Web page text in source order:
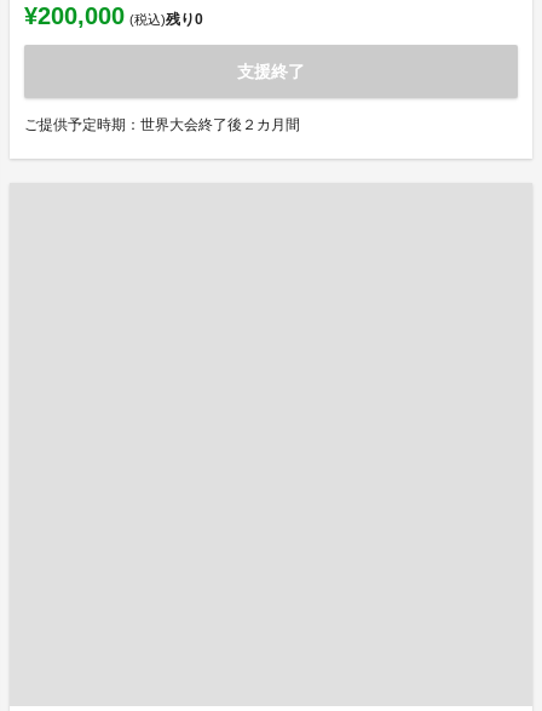
¥200,000 (税込)残り0
支援終了
ご提供予定時期：世界大会終了後２カ月間